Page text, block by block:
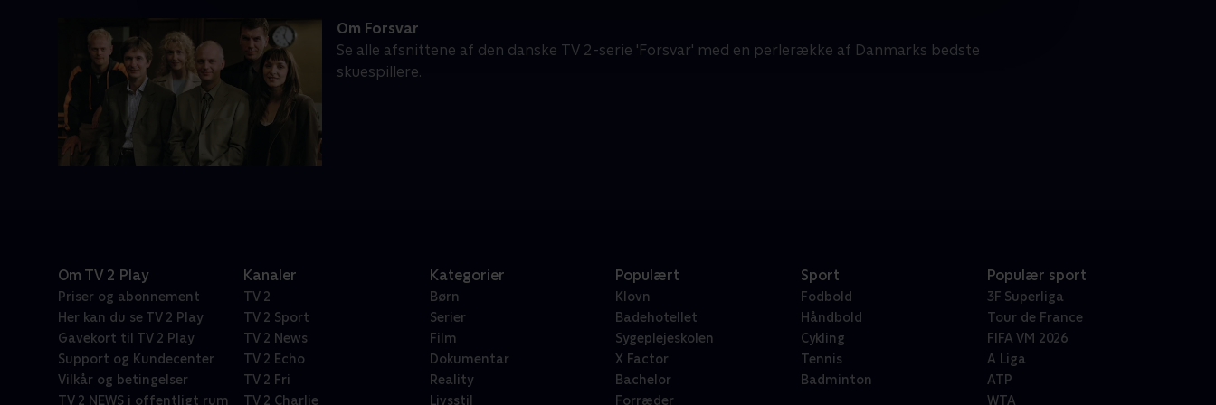
Om Forsvar
Se alle afsnittene af den danske TV 2-serie 'Forsvar' med en perlerække af Danmarks bedste
skuespillere.
Om TV 2 Play
Priser og abonnement
Her kan du se TV 2 Play
Gavekort til TV 2 Play
Support og Kundecenter
Vilkår og betingelser
TV 2 NEWS i offentligt rum
Kanaler
TV 2
TV 2 Sport
TV 2 News
TV 2 Echo
TV 2 Fri
TV 2 Charlie
Kategorier
Børn
Serier
Film
Dokumentar
Reality
Livsstil
Populært
Klovn
Badehotellet
Sygeplejeskolen
X Factor
Bachelor
Forræder
Sport
Fodbold
Håndbold
Cykling
Tennis
Badminton
Populær sport
3F Superliga
Tour de France
FIFA VM 2026
A Liga
ATP
WTA